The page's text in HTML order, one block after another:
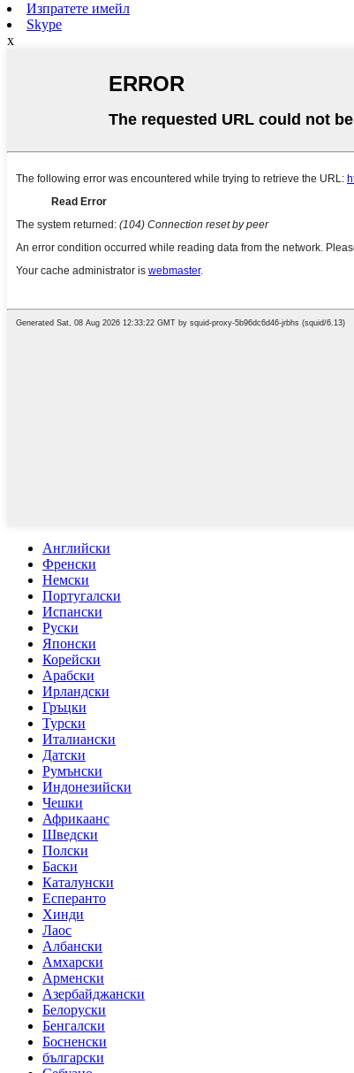
Изпратете имейл
Skype
x
Английски
Френски
Немски
Португалски
Испански
Руски
Японски
Корейски
Арабски
Ирландски
Гръцки
Турски
Италиански
Датски
Румънски
Индонезийски
Чешки
Африкаанс
Шведски
Полски
Баски
Каталунски
Есперанто
Хинди
Лаос
Албански
Амхарски
Арменски
Азербайджански
Белоруски
Бенгалски
Босненски
български